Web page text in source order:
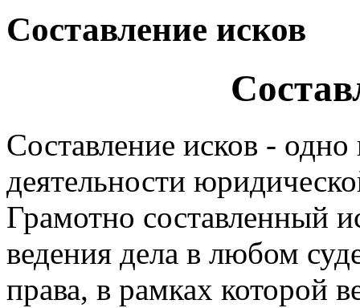
Составление исков
Составление исков -
деятельности
Грамотно составленный
ведения дела в любом
права, в рамках которой